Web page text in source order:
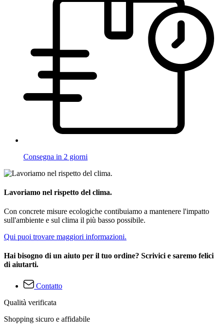
Consegna in 2 giorni
Lavoriamo nel rispetto del clima.
Con concrete misure ecologiche contibuiamo a mantenere l'impatto
sull'ambiente e sul clima il più basso possibile.
Qui puoi trovare maggiori informazioni.
Hai bisogno di un aiuto per il tuo ordine? Scrivici e saremo felici
di aiutarti.
Contatto
Qualità verificata
Shopping sicuro e affidabile